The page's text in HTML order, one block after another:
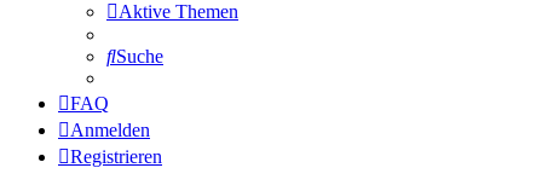
Aktive Themen
Suche
FAQ
Anmelden
Registrieren